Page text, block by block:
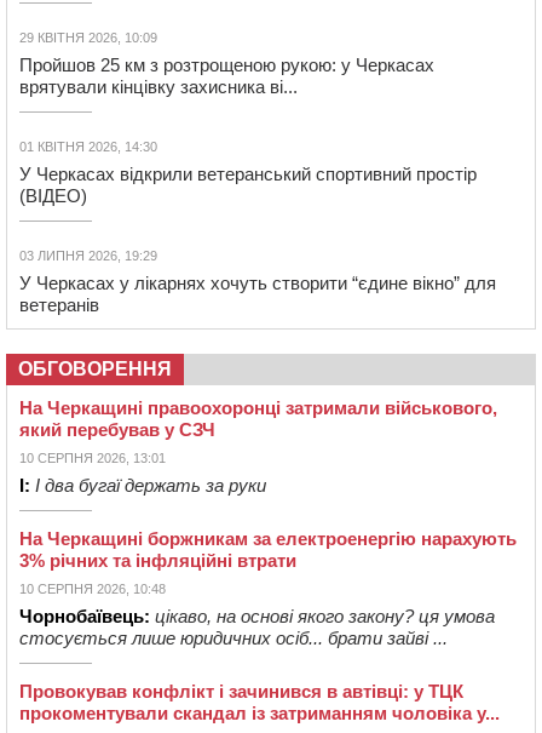
29 КВІТНЯ 2026, 10:09
Пройшов 25 км з розтрощеною рукою: у Черкасах
врятували кінцівку захисника ві...
01 КВІТНЯ 2026, 14:30
У Черкасах відкрили ветеранський спортивний простір
(ВІДЕО)
03 ЛИПНЯ 2026, 19:29
У Черкасах у лікарнях хочуть створити “єдине вікно” для
ветеранів
ОБГОВОРЕННЯ
На Черкащині правоохоронці затримали військового,
який перебував у СЗЧ
10 СЕРПНЯ 2026, 13:01
І: І два бугаї держать за руки
На Черкащині боржникам за електроенергію нарахують
3% річних та інфляційні втрати
10 СЕРПНЯ 2026, 10:48
Чорнобаївець: цікаво, на основі якого закону? ця умова
стосується лише юридичних осіб... брати зайві ...
Провокував конфлікт і зачинився в автівці: у ТЦК
прокоментували скандал із затриманням чоловіка у...